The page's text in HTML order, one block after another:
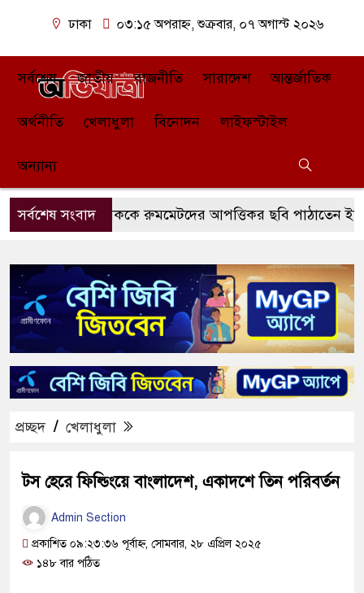
ঢাকা ০৩:১৫ অপরাহ্ন, শুক্রবার, ০৭ অগাস্ট ২০২৬
সর্বশেষ জাতীয় রাজনীতি সারাদেশ আন্তর্জাতিক
অর্থনীতি খেলাধুলা বিনোদন লাইফস্টাইল
অন্যান্য
সর্বশেষ সংবাদ
প্রেমিককে রুমমেটদের আপত্তিকর ছবি পাঠাতেন ইবির ঐশী:
প্রচ্ছদ/ খেলাধুলা
টস হেরে ফিল্ডিংয়ে বাংলাদেশ, একাদশে তিন পরিবর্তন
Admin Section
প্রকাশিত ০৯:২৩:৩৬ পূর্বাহ্ন, সোমবার, ২৮ এপ্রিল ২০২৫
১৪৮ বার পঠিত